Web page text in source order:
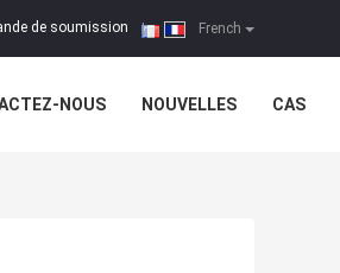
French
de soumission |
NOUS NOUVELLES CAS